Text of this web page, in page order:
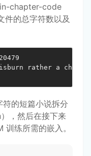
chapter-code
件的总字符数以及
rather a cheap
的短篇小说拆分
，然后在接下来
练所需的嵌入。